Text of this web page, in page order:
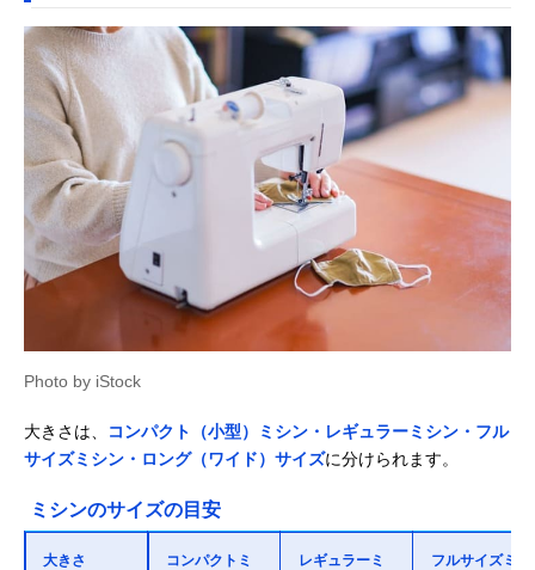
Photo by iStock
大きさは、
コンパクト（小型）ミシン・レギュラーミシン・フル
サイズミシン・ロング（ワイド）サイズに分けられます。
ミシンのサイズの目安
大きさ
コンパクトミ
レギュラーミ
フルサイズミ